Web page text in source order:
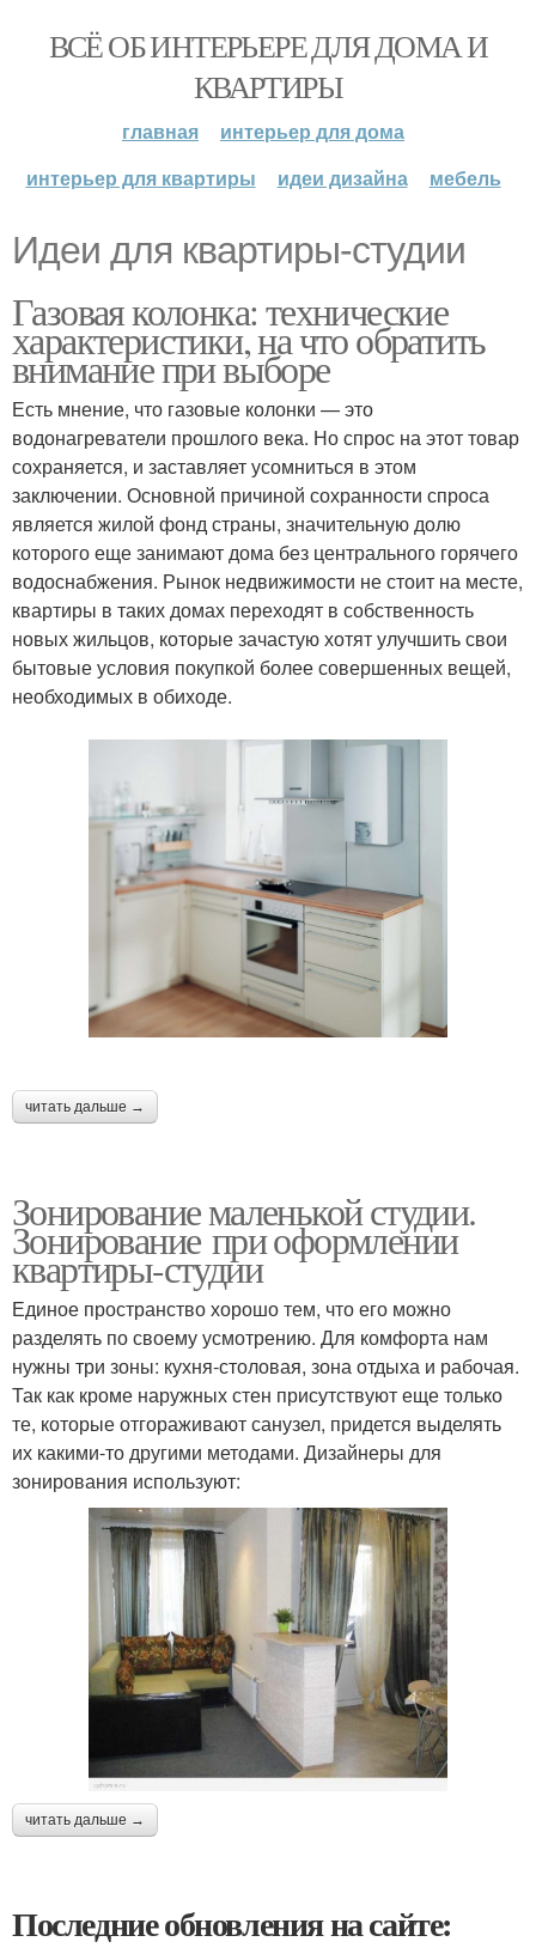
ВСЁ ОБ ИНТЕРЬЕРЕ ДЛЯ ДОМА И
КВАРТИРЫ
главная
интерьер для дома
интерьер для квартиры
идеи дизайна мебель
Идеи для квартиры-студии
Газовая колонка: технические
характеристики, на что обратить
внимание при выборе
Есть мнение, что газовые колонки — это
водонагреватели прошлого века. Но спрос на этот товар
сохраняется, и заставляет усомниться в этом
заключении. Основной причиной сохранности спроса
является жилой фонд страны, значительную долю
которого еще занимают дома без центрального горячего
водоснабжения. Рынок недвижимости не стоит на месте,
квартиры в таких домах переходят в собственность
новых жильцов, которые зачастую хотят улучшить свои
бытовые условия покупкой более совершенных вещей,
необходимых в обиходе.
читать дальше →
Зонирование маленькой студии.
Зонирование при оформлении
квартиры-студии
Единое пространство хорошо тем, что его можно
разделять по своему усмотрению. Для комфорта нам
нужны три зоны: кухня-столовая, зона отдыха и рабочая.
Так как кроме наружных стен присутствуют еще только
те, которые отгораживают санузел, придется выделять
их какими-то другими методами. Дизайнеры для
зонирования используют:
читать дальше →
Последние обновления на сайте: